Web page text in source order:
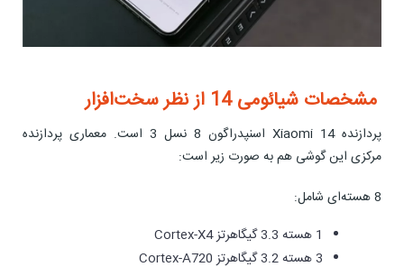
مشخصات شیائومی 14 از نظر سخت‌افزار
پردازنده Xiaomi 14 اسنپدراگون 8 نسل 3 است. معماری پردازنده
مرکزی این گوشی هم به صورت زیر است:
8 هسته‌ای شامل:
1 هسته 3.3 گیگاهرتز Cortex-X4
3 هسته 3.2 گیگاهرتز Cortex-A720